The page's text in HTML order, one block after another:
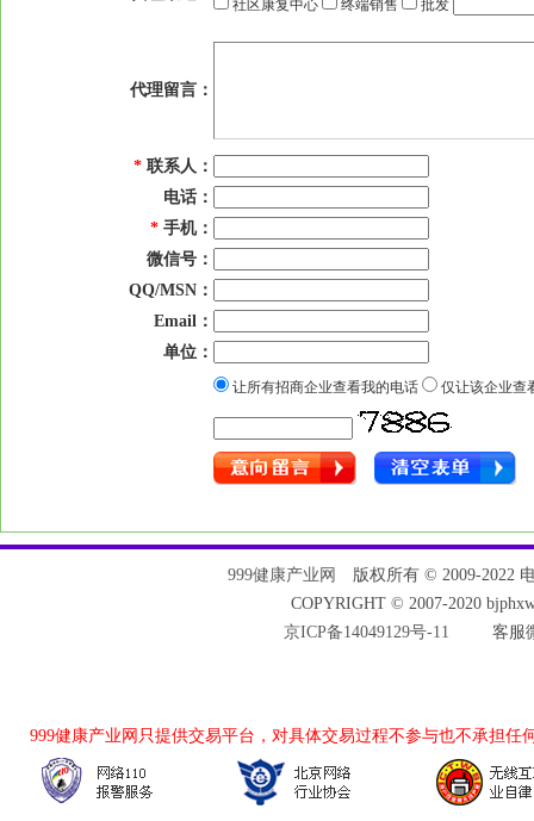
社区康复中心 终端销售 批发
代理留言：
* 联系人：
电话：
* 手机：
微信号：
QQ/MSN：
Email：
单位：
让所有招商企业查看我的电话 仅让该企业查
999健康产业网
版权所有 © 2009-2022 电
COPYRIGHT © 2007-2020
京ICP备14049129号-11
客服
999健康产业网 只提供交易平台，对具体交易过程不参与也不承担